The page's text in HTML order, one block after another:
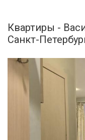
Квартиры -
Санкт-